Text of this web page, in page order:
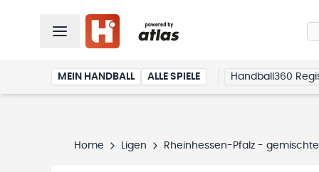
MEIN HANDBALL ALLE SPIELE Handball360
Home Ligen Rheinhessen-Pfalz -